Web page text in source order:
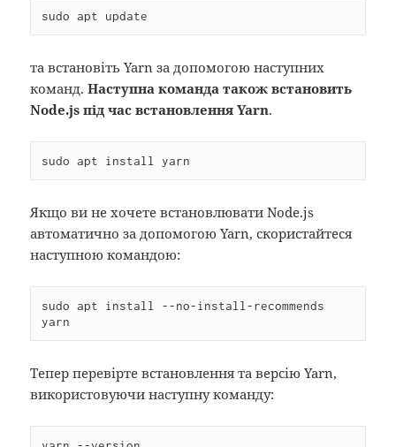
sudo apt update
та встановіть Yarn за допомогою наступних
команд.Наступна команда також встановить
Node.js під час встановлення Yarn.
sudo apt install yarn
Якщо ви не хочете встановлювати Node.js
автоматично за допомогою Yarn, скористайтеся
наступною командою:
sudo apt install --no-install-recommends
yarn
Тепер перевірте встановлення та версію Yarn,
використовуючи наступну команду: